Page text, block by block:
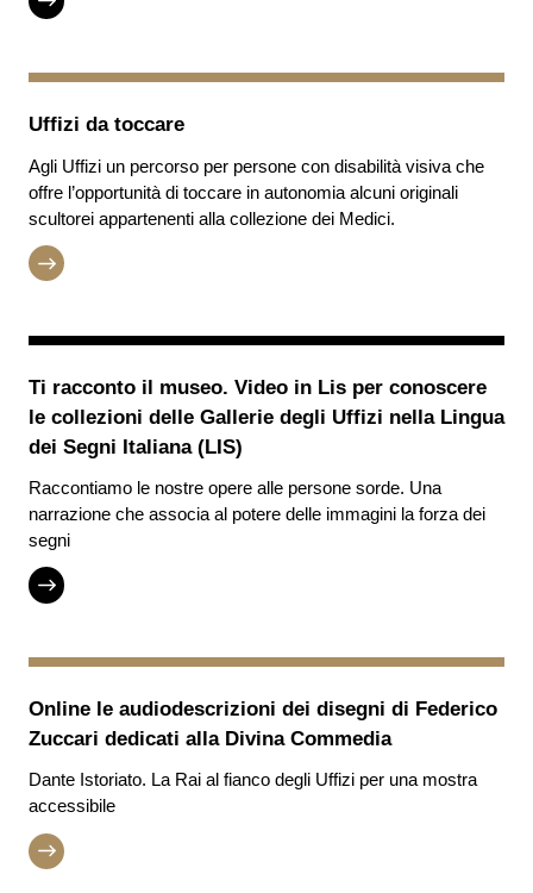
Uffizi da toccare
Agli Uffizi un percorso per persone con disabilità visiva che
offre l’opportunità di toccare in autonomia alcuni originali
scultorei appartenenti alla collezione dei Medici.
Ti racconto il museo. Video in Lis per conoscere
le collezioni delle Gallerie degli Uffizi nella Lingua
dei Segni Italiana (LIS)
Raccontiamo le nostre opere alle persone sorde. Una
narrazione che associa al potere delle immagini la forza dei
segni
Online le audiodescrizioni dei disegni di Federico
Zuccari dedicati alla Divina Commedia
Dante Istoriato. La Rai al fianco degli Uffizi per una mostra
accessibile